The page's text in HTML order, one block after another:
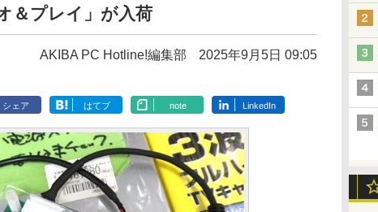
＆プレイ」が入荷
AKIBA PC Hotline!編集部 2025年9月5日 09:05
シェア はてブ note LinkedIn